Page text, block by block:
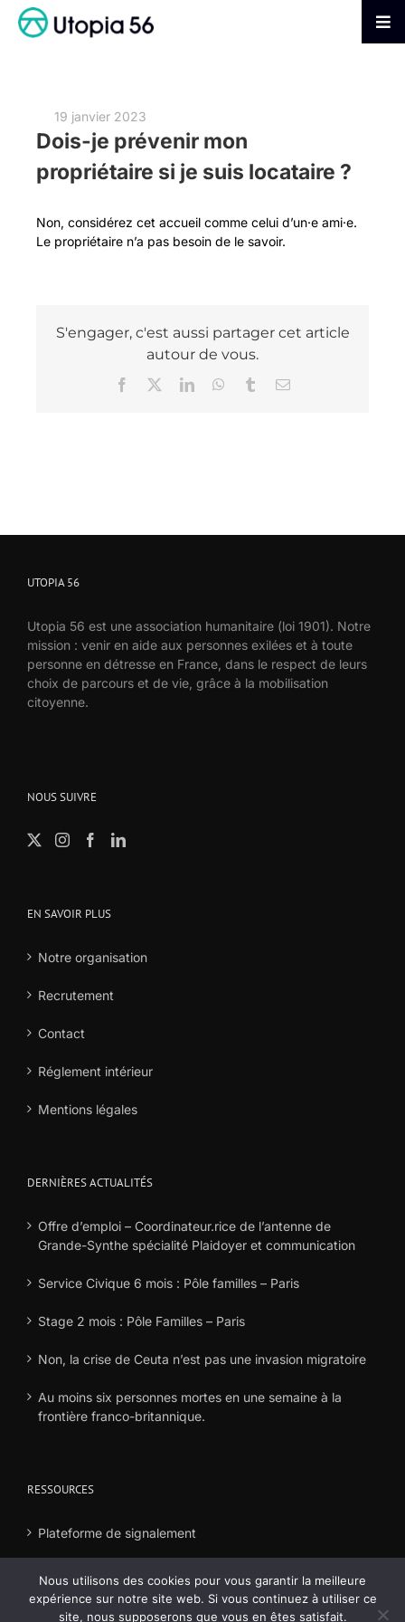
Passer
S’INFORMER
FAIRE UN DON
19 janvier 2023
Dois-je prévenir mon
propriétaire si je suis locataire ?
Non, considérez cet accueil comme celui d’un·e ami·e.
Le propriétaire n’a pas besoin de le savoir.
S'engager, c'est aussi partager cet article
autour de vous.
Facebook LinkedInWhatsAppTumblrEmail
UTOPIA 56
Utopia 56 est une association humanitaire (loi 1901). Notre
mission : venir en aide aux personnes exilées et à toute
personne en détresse en France, dans le respect de leurs
choix de parcours et de vie, grâce à la mobilisation
citoyenne.
NOUS SUIVRE
EN SAVOIR PLUS
Notre organisation
Recrutement
Contact
Réglement intérieur
Mentions légales
DERNIÈRES ACTUALITÉS
Offre d’emploi – Coordinateur.rice de l’antenne de
Grande-Synthe spécialité Plaidoyer et communication
Service Civique 6 mois : Pôle familles – Paris
Stage 2 mois : Pôle Familles – Paris
Non, la crise de Ceuta n’est pas une invasion migratoire
Au moins six personnes mortes en une semaine à la
frontière franco-britannique.
RESSOURCES
Plateforme de signalement
Nous utilisons des cookies pour vous garantir la meilleure
expérience sur notre site web. Si vous continuez à utiliser ce
site, nous supposerons que vous en êtes satisfait.